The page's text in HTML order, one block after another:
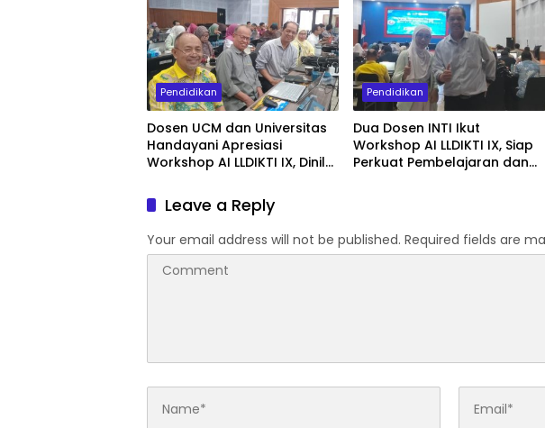
Negeri
Pendidikan
Dosen UCM dan Universitas
Handayani Apresiasi
Workshop AI LLDIKTI IX, Dinilai
Hadapi Transformasi Digital
Pendidikan
Dua Dosen INTI Ikut
Workshop AI LLDIKTI IX, Siap
Perkuat Pembelajaran dan
Leave a Reply
Your email address will not be published. Required fields are